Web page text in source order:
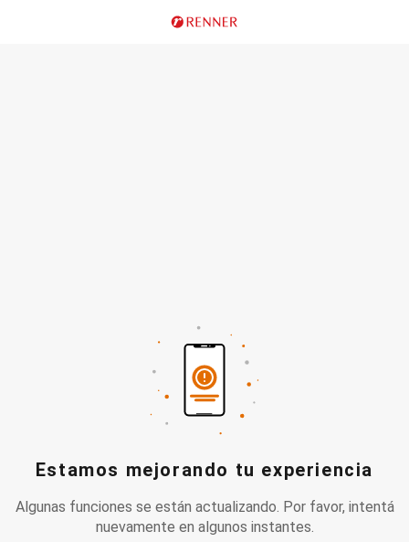
Estamos mejorando tu experiencia
Algunas funciones se están actualizando. Por favor, intentá
nuevamente en algunos instantes.